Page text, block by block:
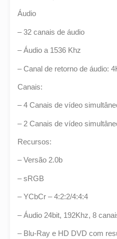
Áudio
– 32 canais de áudio
– Áudio a 1536 Khz
– Canal de retorno de áudio:
Canais:
– 4 Canais de vídeo
– 2 Canais de vídeo
Recursos:
– Versão 2.0b
– sRGB
– YCbCr – 4:2:2/4:4:4
– Áudio 24bit, 192Khz, 8
– Blu-Ray e HD DVD com